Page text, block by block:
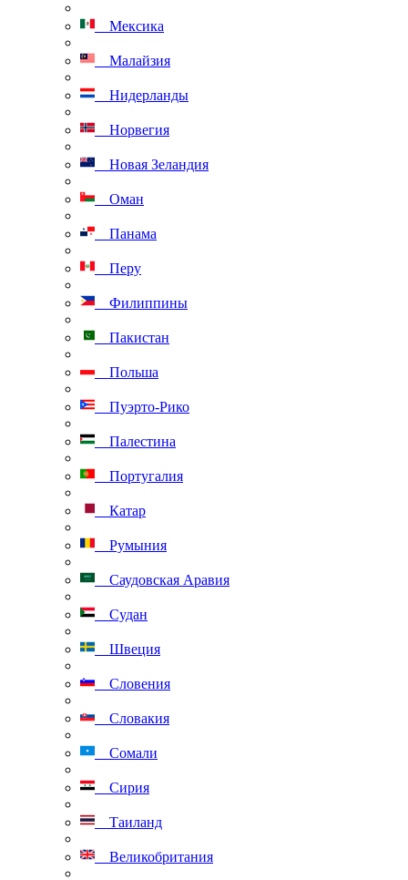
Мексика
Малайзия
Нидерланды
Норвегия
Новая Зеландия
Оман
Панама
Перу
Филиппины
Пакистан
Польша
Пуэрто-Рико
Палестина
Португалия
Катар
Румыния
Саудовская Аравия
Судан
Швеция
Словения
Словакия
Сомали
Сирия
Таиланд
Великобритания